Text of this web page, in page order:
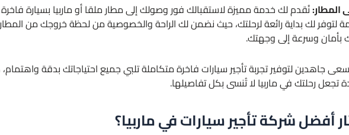
المطار:نُقدم لك خدمة مميزة لاستقبالك فور وصولك إلى مطار ملقا أو ماربيا بسيارة
لتوفر لك بداية رائعة لرحلتك، حيث نضمن لك الراحة والخصوصية من لحظة خروجك من
وسرعة إلى وجهتك.
جاهدين لتوفير تجربة تأجير سيارات فاخرة متكاملة تلبي جميع احتياجاتك بدقة
رحلتك في ماربيا لا تُنسى بكل تفاصيلها.
أفضل شركة تأجير سيارات في ماربيا؟